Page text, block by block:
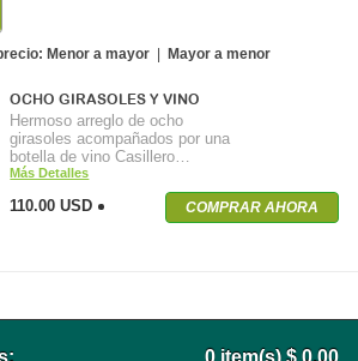
Menor a mayor Mayor a menor
OCHO GIRASOLES Y VINO
Hermoso arreglo de ocho
girasoles acompañados por una
botella de vino Casillero…
Más Detalles
110.00 USD COMPRAR AHORA
0 item(s) $ 0.00